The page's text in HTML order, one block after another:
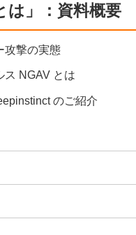
は」：資料概要
攻撃の実態
ス NGAV とは
のご紹介